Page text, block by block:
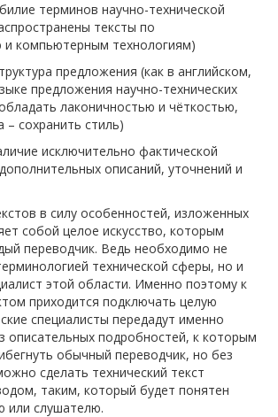
терминов научно-технической
тексты по
компьютерным технологиям)
предложения (как в английском,
предложения научно-технических
лаконичностью и чёткостью,
– сохранить стиль)
исключительно фактической
описаний, уточнений и
в силу особенностей, изложенных
собой целое искусство, которым
переводчик. Ведь необходимо не
технической сферы, но и
этой области. Именно поэтому к
приходится подключать целую
специалисты передадут именно
описательных подробностей, к которым
обычный переводчик, но без
сделать технический текст
таким, который будет понятен
или слушателю.